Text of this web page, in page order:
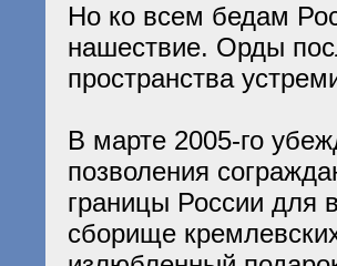
Но ко всем бедам
нашествие. Орды
пространства
В марте 2005-го
позволения
границы России для
сборище